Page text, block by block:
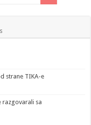
strane TIKA-e
razgovarali sa